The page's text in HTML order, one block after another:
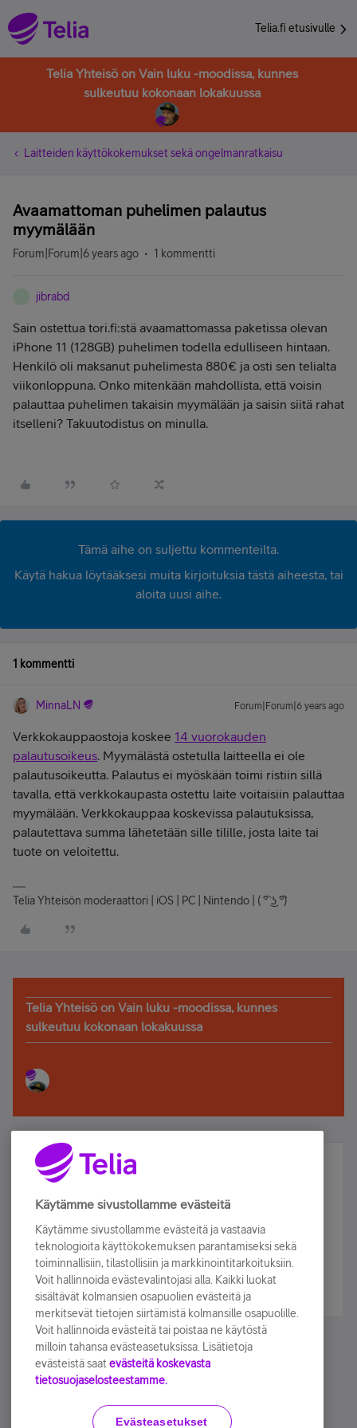
Telia.fi etusivulle
Telia Yhteisö on Vain luku -moodissa, kunnes
sulkeutuu kokonaan lokakuussa
Laitteiden käyttökokemukset sekä ongelmanratkaisu
Avaamattoman puhelimen palautus
myymälään
Forum|Forum|6 years ago 1 kommentti
jibrabd
Sain ostettua tori.fi:stä avaamattomassa paketissa olevan
iPhone 11 (128GB) puhelimen todella edulliseen hintaan.
Henkilö oli maksanut puhelimesta 880€ ja osti sen telialta
viikonloppuna. Onko mitenkään mahdollista, että voisin
palauttaa puhelimen takaisin myymälään ja saisin siitä rahat
itselleni? Takuutodistus on minulla.
Tämä aihe on suljettu kommenteilta.
Käytä hakua löytääksesi muita kirjoituksia tästä aiheesta, tai
aloita uusi aihe.
1 kommentti
MinnaLN Forum|Forum|6 years ago
Verkkokauppaostoja koskee 14 vuorokauden
palautusoikeus. Myymälästä ostetulla laitteella ei ole
palautusoikeutta. Palautus ei myöskään toimi ristiin sillä
tavalla, että verkkokaupasta ostettu laite voitaisiin palauttaa
myymälään. Verkkokauppaa koskevissa palautuksissa,
palautettava summa lähetetään sille tilille, josta laite tai
tuote on veloitettu.
Telia Yhteisön moderaattori | iOS | PC | Nintendo | ( ͡° ͜ʖ ͡°)
Telia Yhteisö on Vain luku -moodissa, kunnes
sulkeutuu kokonaan lokakuussa
Älä jää paitsi – osallistu ja voita!
Tilaa Telian uutiskirje ja olet mukana arvonnassa.
sähköpostiisi.
Tilaa nyt
Käyttöehdot Accessibility statement
Käytämme sivustollamme evästeitä
Käytämme sivustollamme evästeitä ja vastaavia
teknologioita käyttökokemuksen parantamiseksi sekä
toiminnallisiin, tilastollisiin ja markkinointitarkoituksiin.
Voit hallinnoida evästevalintojasi alla. Kaikki luokat
sisältävät kolmansien osapuolien evästeitä ja
merkitsevät tietojen siirtämistä kolmansille osapuolille.
Voit hallinnoida evästeitä tai poistaa ne käytöstä
milloin tahansa evästeasetuksissa. Lisätietoja
evästeistä saat evästeitä koskevasta
tietosuojaselosteestamme.
Evästeasetukset